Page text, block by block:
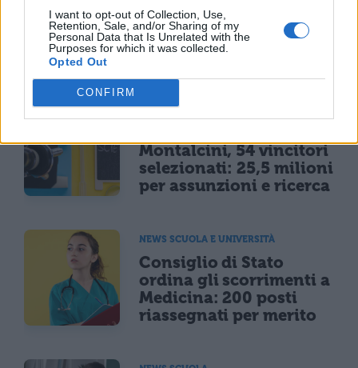
I want to opt-out of Collection, Use,
Retention, Sale, and/or Sharing of my
Personal Data that Is Unrelated with the
Purposes for which it was collected.
Opted Out
CONFIRM
ma i 100 crollano del
25% per il taglio ai
bonus
NEWS SCUOLA E UNIVERSITÀ
Montalcini, 54 vincitori
selezionati: 25,5 milioni
per assunzioni e ricerca
NEWS SCUOLA E UNIVERSITÀ
Consiglio di Stato
ordina gli scorrimenti a
Medicina: 200 posti
riassegnati per merito